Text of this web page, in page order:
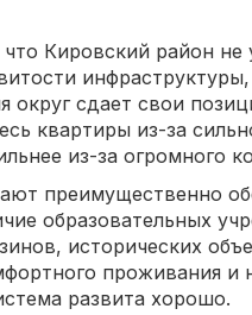
Кировский район не
округ сдает свои
квартиры из-за
из-за огромного
преимущественно
образовательных
исторических
проживания
развита хорошо.